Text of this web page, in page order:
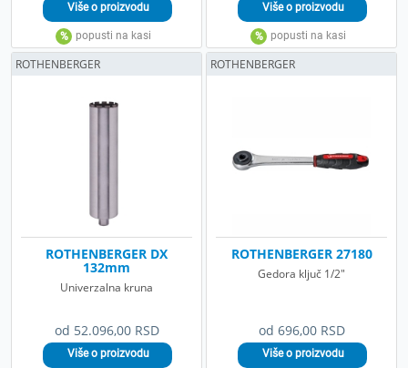
od 52.096,00 RSD
ROTHENBERGER DX
132mm
Univerzalna kruna
ROTHENBERGER
od 696,00 RSD
ROTHENBERGER 27180
Gedora ključ 1/2"
ROTHENBERGER